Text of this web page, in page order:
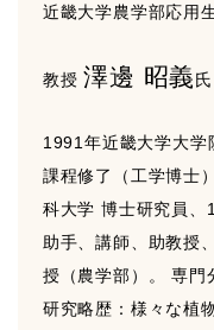
近畿大学農学部応用
教授澤邊 昭義氏
1991年近畿大学大学
課程修了（工学博士
科大学 博士研究員
助手、講師、助教授
授（農学部）。 専門
研究略歴：様々な植